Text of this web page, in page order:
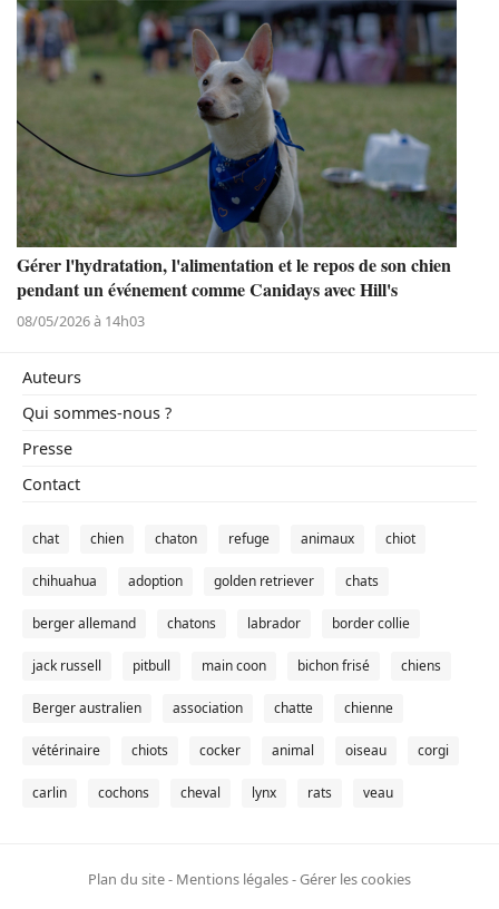
Gérer l'hydratation, l'alimentation et le repos de son chien
pendant un événement comme Canidays avec Hill's
08/05/2026 à 14h03
Auteurs
Qui sommes-nous ?
Presse
Contact
chat chien chaton refuge animaux chiot
chihuahua adoption golden retriever chats
berger allemand chatons labrador border collie
jack russell pitbull main coon bichon frisé chiens
Berger australien association chatte chienne
vétérinaire chiots cocker animal oiseau corgi
carlin cochons cheval lynx rats veau
Plan du site- Mentions légales-Gérer les cookies